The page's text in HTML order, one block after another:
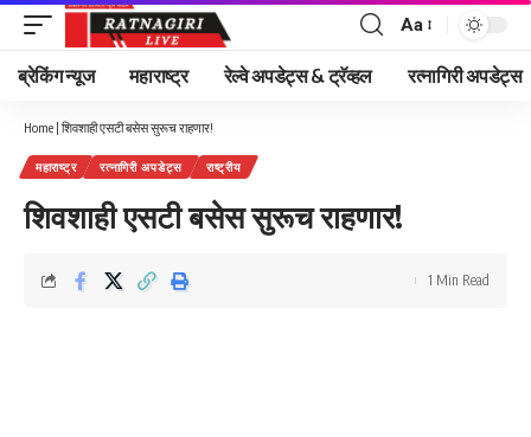
Font
Resizer
Aa
ब्रेकिंग न्यूज महाराष्ट्र रेल्वे अपडेट्स & ट्रॅव्हल रत्नागिरी अपडेट्स
Home | शिवशाही एसटी बसेस सुरूच राहणार!
महाराष्ट्र रत्नागिरी अपडेट्स राष्ट्रीय
शिवशाही एसटी बसेस सुरूच राहणार!
1 Min Read